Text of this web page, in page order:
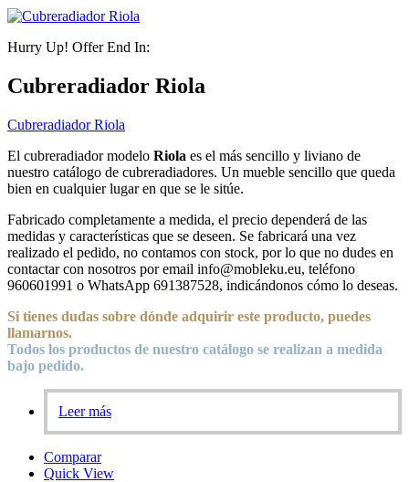
Hurry Up! Offer End In:
Cubreradiador Riola
Cubreradiador Riola
El cubreradiador modelo Riola es el más sencillo y liviano de
nuestro catálogo de cubreradiadores. Un mueble sencillo que queda
bien en cualquier lugar en que se le sitúe.
Fabricado completamente a medida, el precio dependerá de las
medidas y características que se deseen. Se fabricará una vez
realizado el pedido, no contamos con stock, por lo que no dudes en
contactar con nosotros por email info@mobleku.eu, teléfono
960601991 o WhatsApp 691387528, indicándonos cómo lo deseas.
Si tienes dudas sobre dónde adquirir este producto, puedes
llamarnos.
Todos los productos de nuestro catálogo se realizan a medida
bajo pedido.
Leer más
Comparar
Quick View